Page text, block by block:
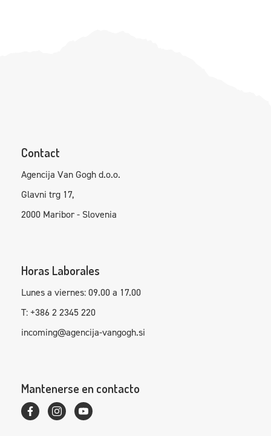
Contact
Agencija Van Gogh d.o.o.
Glavni trg 17,
2000 Maribor - Slovenia
Horas Laborales
Lunes a viernes: 09.00 a 17.00
T: +386 2 2345 220
incoming@agencija-vangogh.si
Mantenerse en contacto